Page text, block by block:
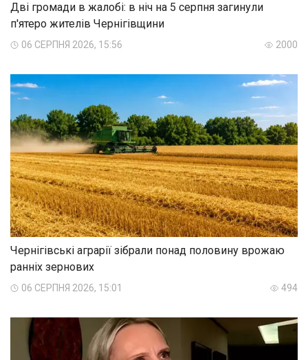
Дві громади в жалобі: в ніч на 5 серпня загинули
п'ятеро жителів Чернігівщини
06 СЕРПНЯ 2026, 15:56 2000
Чернігівські аграрії зібрали понад половину врожаю
ранніх зернових
06 СЕРПНЯ 2026, 15:01 494